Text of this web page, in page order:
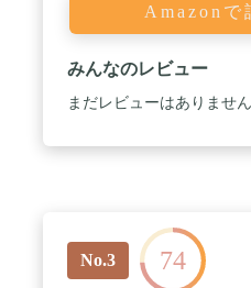
Amazonで
みんなのレビュー
まだレビューはありません
No.3 74